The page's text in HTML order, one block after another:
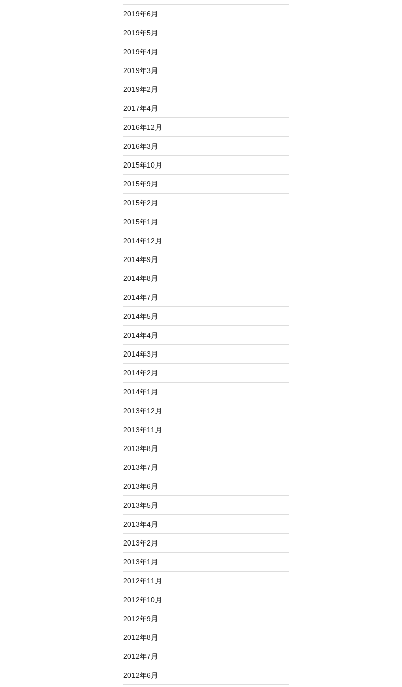
2019年6月
2019年5月
2019年4月
2019年3月
2019年2月
2017年4月
2016年12月
2016年3月
2015年10月
2015年9月
2015年2月
2015年1月
2014年12月
2014年9月
2014年8月
2014年7月
2014年5月
2014年4月
2014年3月
2014年2月
2014年1月
2013年12月
2013年11月
2013年8月
2013年7月
2013年6月
2013年5月
2013年4月
2013年2月
2013年1月
2012年11月
2012年10月
2012年9月
2012年8月
2012年7月
2012年6月